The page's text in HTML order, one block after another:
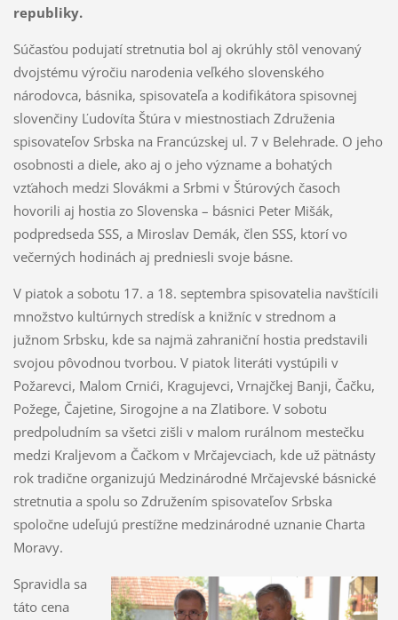
republiky.
Súčasťou podujatí stretnutia bol aj okrúhly stôl venovaný
dvojstému výročiu narodenia veľkého slovenského
národovca, básnika, spisovateľa a kodifikátora spisovnej
slovenčiny Ľudovíta Štúra v miestnostiach Združenia
spisovateľov Srbska na Francúzskej ul. 7 v Belehrade. O jeho
osobnosti a diele, ako aj o jeho význame a bohatých
vzťahoch medzi Slovákmi a Srbmi v Štúrových časoch
hovorili aj hostia zo Slovenska – básnici Peter Mišák,
podpredseda SSS, a Miroslav Demák, člen SSS, ktorí vo
večerných hodinách aj predniesli svoje básne.
V piatok a sobotu 17. a 18. septembra spisovatelia navštícili
množstvo kultúrnych stredísk a knižníc v strednom a
južnom Srbsku, kde sa najmä zahraniční hostia predstavili
svojou pôvodnou tvorbou. V piatok literáti vystúpili v
Požarevci, Malom Crnići, Kragujevci, Vrnajčkej Banji, Čačku,
Požege, Čajetine, Sirogojne a na Zlatibore. V sobotu
predpoludním sa všetci zišli v malom rurálnom mestečku
medzi Kraljevom a Čačkom v Mrčajevciach, kde už pätnásty
rok tradične organizujú Medzinárodné Mrčajevské básnické
stretnutia a spolu so Združením spisovateľov Srbska
spoločne udeľujú prestížne medzinárodné uznanie Charta
Moravy.
Spravidla sa
táto cena